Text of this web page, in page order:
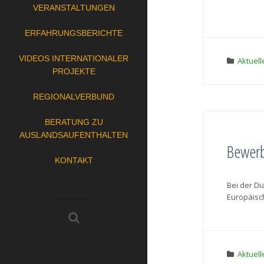
VERANSTALTUNGEN
ERFAHRUNGSBERICHTE
VIDEOS INTERNATIONALER
PROJEKTE
REGIONALVERBUND
BERATUNG ZU
AUSLANDSAUFENTHALTEN
KONTAKT
Bei der